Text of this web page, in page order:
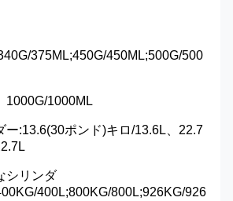
375ML;450G/450ML;500G/500
1000G/1000ML
ー:13.6(30ポンド)キロ/13.6L、22.7
シリンダ
400L;800KG/800L;926KG/926